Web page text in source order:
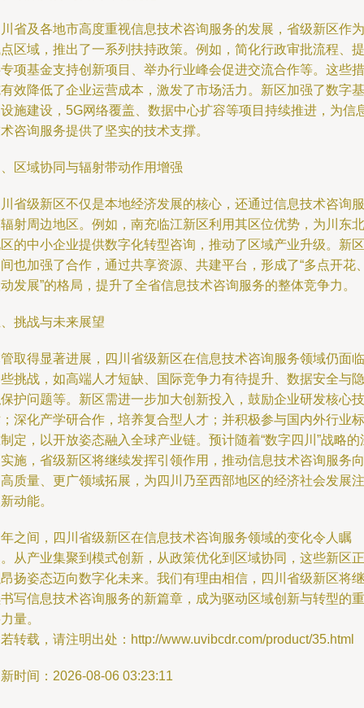
省及各地市高度重视信息技术咨询服务的发展，省级新区作为
区域，推出了一系列扶持政策。例如，简化行政审批流程、提
项基金支持创新项目、举办行业峰会促进交流合作等。这些措
效降低了企业运营成本，激发了市场活力。新区加强了数字基
施建设，5G网络覆盖、数据中心扩容等项目持续推进，为信
咨询服务提供了坚实的技术支撑。
区域协同与辐射带动作用增强
省级新区不仅是本地经济发展的核心，还通过信息技术咨询服
射周边地区。例如，南充临江新区利用其区位优势，为川东北
的中小企业提供数字化转型咨询，推动了区域产业升级。新区
也加强了合作，通过共享资源、共建平台，形成了“多点开花
发展”的格局，提升了全省信息技术咨询服务的整体竞争力。
挑战与未来展望
取得显著进展，四川省级新区在信息技术咨询服务领域仍面临
挑战，如高端人才短缺、国际竞争力有待提升、数据安全与隐
护问题等。新区需进一步加大创新投入，鼓励企业研发核心技
深化产学研合作，培养复合型人才；并积极参与国内外行业标
定，以开放姿态融入全球产业链。预计随着“数字四川”战略的
施，省级新区将继续发挥引领作用，推动信息技术咨询服务向
质量、更广领域拓展，为四川乃至西部地区的经济社会发展注
动能。
之间，四川省级新区在信息技术咨询服务领域的变化令人瞩
从产业集聚到模式创新，从政策优化到区域协同，这些新区正
扬姿态迈向数字化未来。我们有理由相信，四川省级新区将继
写信息技术咨询服务的新篇章，成为驱动区域创新与转型的重
量。
转载，请注明出处：http://www.uvibcdr.com/product/35.html
时间：2026-08-06 03:23:11